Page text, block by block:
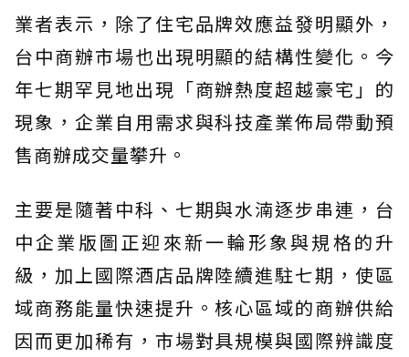
業者表示，除了住宅品牌效應益發明顯外，
台中商辦市場也出現明顯的結構性變化。今
年七期罕見地出現「商辦熱度超越豪宅」的
現象，企業自用需求與科技產業佈局帶動預
售商辦成交量攀升。
主要是隨著中科、七期與水湳逐步串連，台
中企業版圖正迎來新一輪形象與規格的升
級，加上國際酒店品牌陸續進駐七期，使區
域商務能量快速提升。核心區域的商辦供給
因而更加稀有，市場對具規模與國際辨識度